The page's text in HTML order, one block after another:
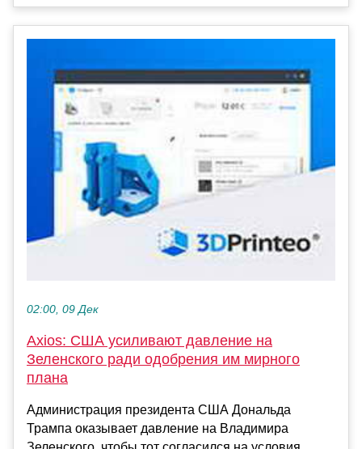
02:00, 09 Дек
Axios: США усиливают давление на
Зеленского ради одобрения им мирного
плана
Администрация президента США Дональда
Трампа оказывает давление на Владимира